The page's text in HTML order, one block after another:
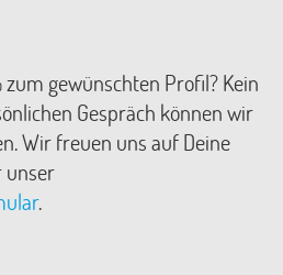
zum gewünschten Profil? Kein
Gespräch können wir
Wir freuen uns auf Deine
unser
.